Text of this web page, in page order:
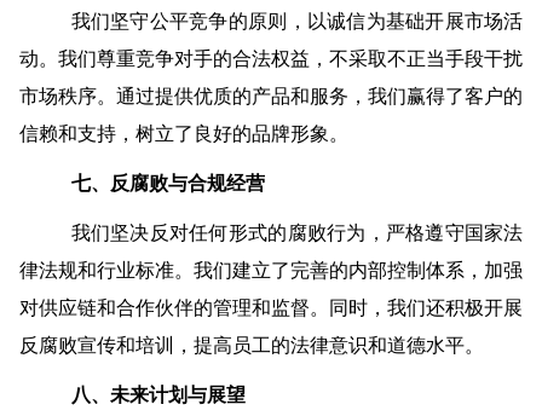
我们坚守公平竞争的原则，以诚信为基础开展市场活
动。我们尊重竞争对手的合法权益，不采取不正当手段干扰
市场秩序。通过提供优质的产品和服务，我们赢得了客户的
信赖和支持，树立了良好的品牌形象。
七、反腐败与合规经营
我们坚决反对任何形式的腐败行为，严格遵守国家法
律法规和行业标准。我们建立了完善的内部控制体系，加强
对供应链和合作伙伴的管理和监督。同时，我们还积极开展
反腐败宣传和培训，提高员工的法律意识和道德水平。
八、未来计划与展望